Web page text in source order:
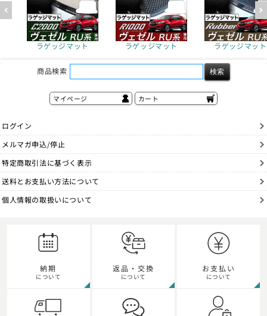
ラゲッジマット ラゲッジマット ラゲッジマット
商品検索
マイページ カート
ログイン
メルマガ申込/停止
特定商取引法に基づく表示
送料とお支払い方法について
個人情報の取扱いについて
納期
について
返品・交換
について
お支払い
について